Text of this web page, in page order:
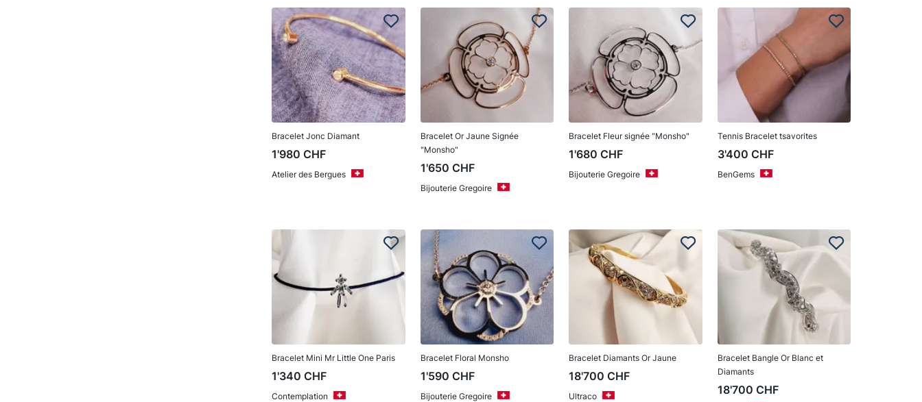
Bracelet Jonc Diamant
1'980 CHF
Atelier des Bergues
Bracelet Or Jaune Signée
"Monsho"
1'650 CHF
Bijouterie Gregoire
Bracelet Fleur signée "Monsho"
1'680 CHF
Bijouterie Gregoire
Tennis Bracelet tsavorites
3'400 CHF
BenGems
Bracelet Mini Mr Little One Paris
1'340 CHF
Contemplation
Bracelet Floral Monsho
1'590 CHF
Bijouterie Gregoire
Bracelet Diamants Or Jaune
18'700 CHF
Ultraco
Bracelet Bangle Or Blanc et
Diamants
18'700 CHF